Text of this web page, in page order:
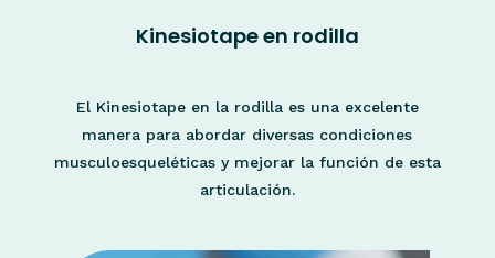
Kinesiotape en rodilla
El Kinesiotape en la rodilla es una excelente
manera para abordar diversas condiciones
musculoesqueléticas y mejorar la función de esta
articulación.